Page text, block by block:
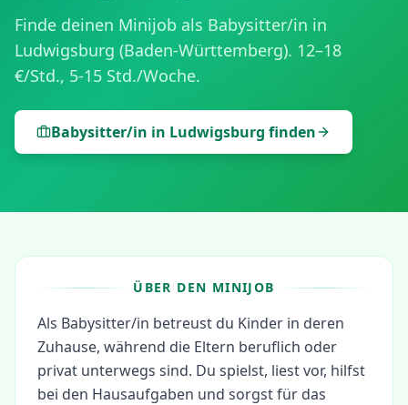
Finde deinen Minijob als Babysitter/in in
Ludwigsburg (Baden-Württemberg). 12–18
€/Std., 5-15 Std./Woche.
Babysitter/in in Ludwigsburg finden
ÜBER DEN MINIJOB
Als Babysitter/in betreust du Kinder in deren
Zuhause, während die Eltern beruflich oder
privat unterwegs sind. Du spielst, liest vor, hilfst
bei den Hausaufgaben und sorgst für das